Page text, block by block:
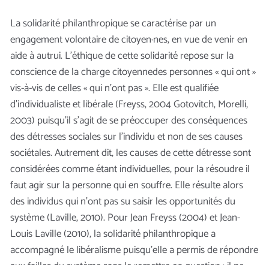
La solidarité philanthropique se caractérise par un
engagement volontaire de citoyen·nes, en vue de venir en
aide à autrui. L’éthique de cette solidarité repose sur la
conscience de la charge citoyennedes personnes « qui ont »
vis-à-vis de celles « qui n’ont pas ». Elle est qualifiée
d’individualiste et libérale (Freyss, 2004 Gotovitch, Morelli,
2003) puisqu’il s’agit de se préoccuper des conséquences
des détresses sociales sur l’individu et non de ses causes
sociétales. Autrement dit, les causes de cette détresse sont
considérées comme étant individuelles, pour la résoudre il
faut agir sur la personne qui en souffre. Elle résulte alors
des individus qui n’ont pas su saisir les opportunités du
système (Laville, 2010). Pour Jean Freyss (2004) et Jean-
Louis Laville (2010), la solidarité philanthropique a
accompagné le libéralisme puisqu’elle a permis de répondre